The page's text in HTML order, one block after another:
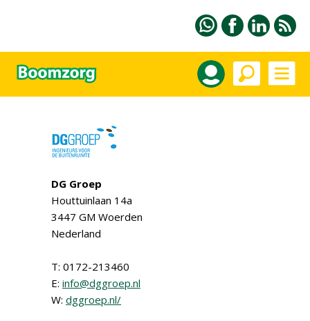
DG Groep
Houttuinlaan 14a
3447 GM Woerden
Nederland
T: 0172-213460
E: info@dggroep.nl
W: dggroep.nl/